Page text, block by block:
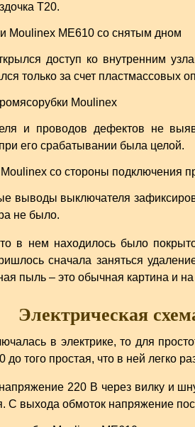
Т20.
доступ ко внутренним
только за счет пластмассовых
и проводов дефектов не
его срабатывании была целой.
выводы выключателя
не было.
в нем находилось было
сначала заняться
пыль – это обычная картина и на
Электрическая
в электрике, то для
того простая, что в ней легко
220 В через вилку и
С выхода обмоток напряжение